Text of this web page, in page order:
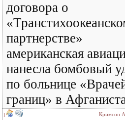
договора о
партнерстве»
американская
нанесла бомбовый
по больнице
границ» в
1 Кримсон